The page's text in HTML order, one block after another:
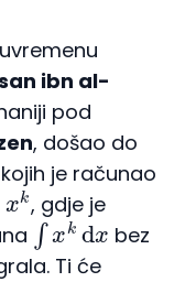
ibn al-
pod
, došao do
je računao
k
, gdje je
∫xkdx
bez
Ti će